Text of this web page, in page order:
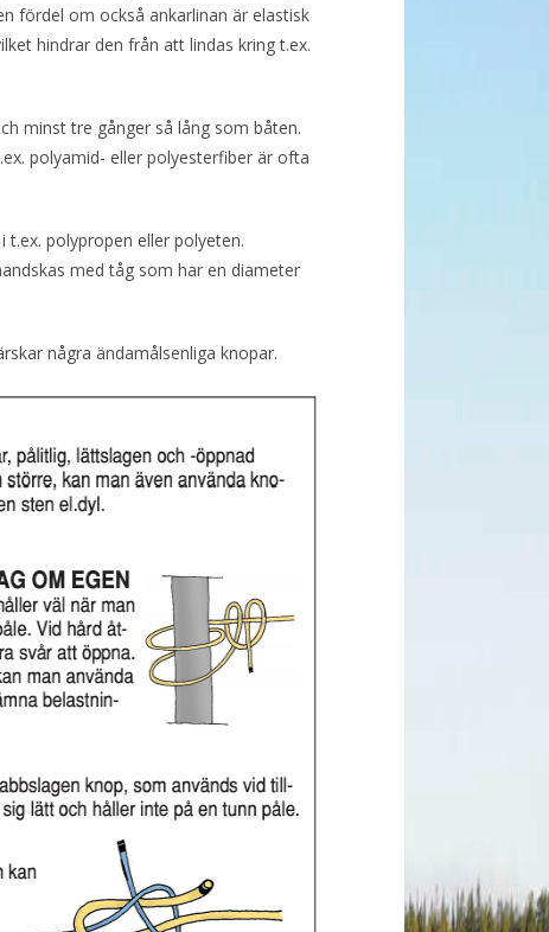
fördel om också ankarlinan är elastisk
hindrar den från att lindas kring t.ex.
minst tre gånger så lång som båten.
polyamid- eller polyesterfiber är ofta
t.ex. polypropen eller polyeten.
med tåg som har en diameter
några ändamålsenliga knopar.